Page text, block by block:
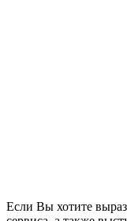
Если Вы хотите